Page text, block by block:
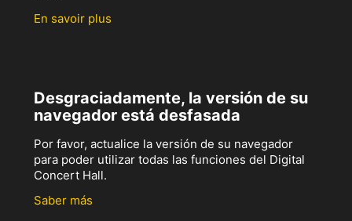
En savoir plus
Desgraciadamente, la versión de su
navegador está desfasada
Por favor, actualice la versión de su navegador
para poder utilizar todas las funciones del Digital
Concert Hall.
Saber más